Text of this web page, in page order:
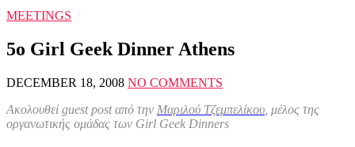
MEETINGS
5o Girl Geek Dinner Athens
DECEMBER 18, 2008 NO COMMENTS
Ακολουθεί guest post από την Μαριλού Τζεμπελίκου , μέλος της
οργανωτικής ομάδας των Girl Geek Dinners